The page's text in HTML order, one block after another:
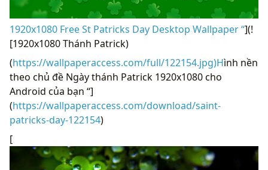
1920x1080 Free St Patricks Day Desktop Wallpaper “](!
[1920x1080 Thánh Patrick)
(https://wallpaperaccess.com/full/122154.jpg)Hình nền
theo chủ đề Ngày thánh Patrick 1920x1080 cho
Android của bạn “]
(https://wallpaperaccess.com/download/saint-
patricks-day-122154)
[